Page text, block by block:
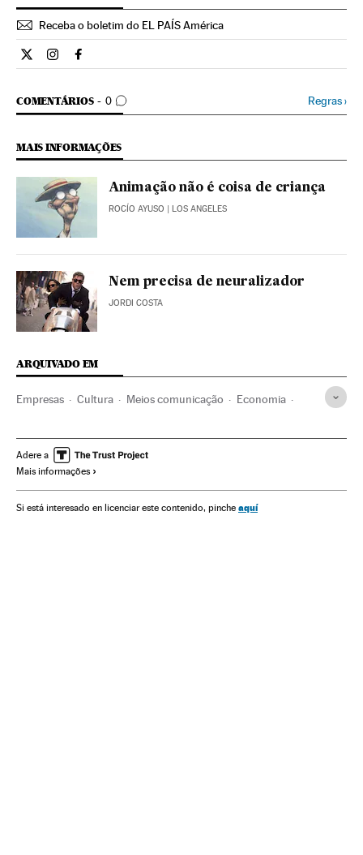
Receba o boletim do EL PAÍS América
Cultura El País Brasil en Twitter
Cultura El País Brasil en Instagram
Cultura El País Brasil en Facebook
COMENTÁRIOS 0
COMENTÁRIOS Regras›
MAIS INFORMAÇÕES
Animação não é coisa de criança
ROCÍO AYUSO | LOS ANGELES
Nem precisa de neuralizador
JORDI COSTA
ARQUIVADO EM
Empresas Cultura Meios comunicação Economia
Animação Produção cinema
Produção audiovisual
Adere a
Mais informações
Si está interesado en licenciar este contenido, pinche aquí